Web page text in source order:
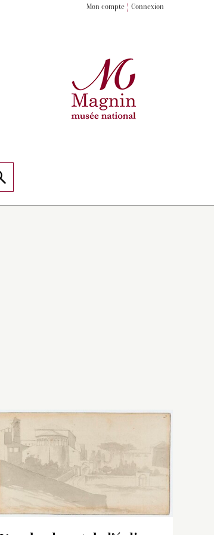
Mon compte Connexion
Sans doute issue de l’un
des carnets avec lesquels
Drouais arpentait Rome,
cette feuille a des